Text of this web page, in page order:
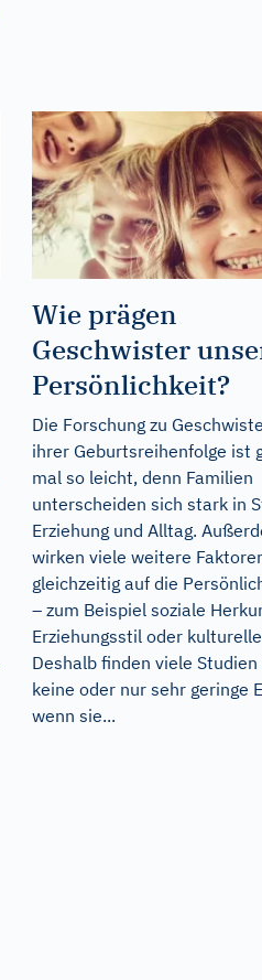
Wie prägen
Geschwister
Persönlichkeit?
Die Forschung zu
ihrer Geburtsreihenfolge ist
mal so leicht, denn Familien
unterscheiden sich stark in
Erziehung und Alltag.
wirken viele weitere
gleichzeitig auf die
– zum Beispiel soziale
Erziehungsstil oder
Deshalb finden viele Studien
keine oder nur sehr geringe
wenn sie...